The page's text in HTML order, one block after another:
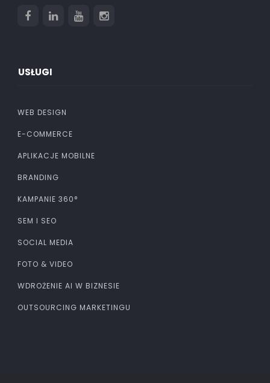
USŁUGI
WEB DESIGN
E-COMMERCE
APLIKACJE MOBILNE
BRANDING
KAMPANIE 360°
SEM I SEO
SOCIAL MEDIA
FOTO & VIDEO
WDROŻENIE AI W BIZNESIE
OUTSOURCING MARKETINGU